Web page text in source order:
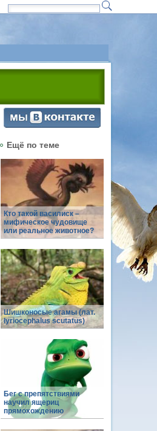
Ещё по теме
Кто такой василиск –
мифическое чудовище
или реальное животное?
Шишконосые агамы (лат.
lyriocephalus scutatus)
Бег с препятствиями
научил ящериц
прямохождению